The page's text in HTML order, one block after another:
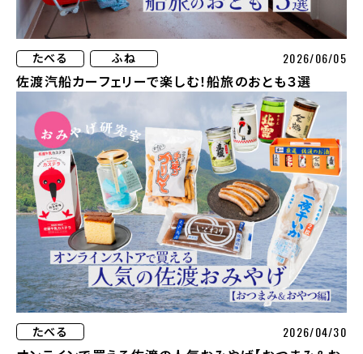
たべる ふね 2026/06/05
佐渡汽船カーフェリーで楽しむ！船旅のおとも３選
たべる 2026/04/30